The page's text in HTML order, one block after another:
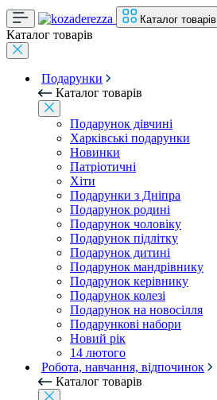
Каталог товарів
Каталог товарів
Подарунки
Каталог товарів
Подарунок дівчині
Харківські подарунки
Новинки
Патріотичні
Хіти
Подарунки з Дніпра
Подарунок родині
Подарунок чоловіку
Подарунок підлітку
Подарунок дитині
Подарунок мандрівнику
Подарунок керівнику
Подарунок колезі
Подарунок на новосілля
Подарункові набори
Новий рік
14 лютого
Робота, навчання, відпочинок
Каталог товарів